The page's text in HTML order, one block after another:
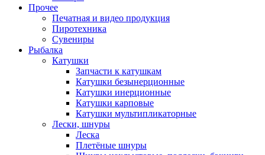
Прочее
Печатная и видео продукция
Пиротехника
Сувениры
Рыбалка
Катушки
Запчасти к катушкам
Катушки безынерционные
Катушки инерционные
Катушки карповые
Катушки мультипликаторные
Лески, шнуры
Леска
Плетёные шнуры